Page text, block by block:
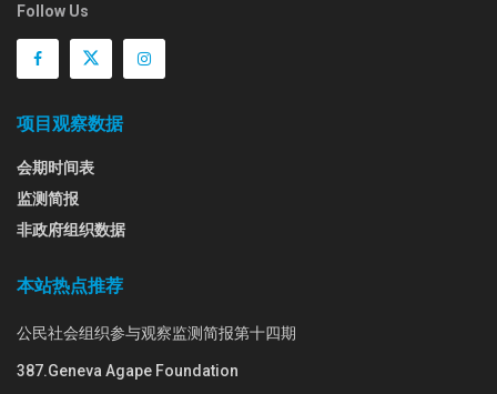
Follow Us
项目观察数据
会期时间表
监测简报
非政府组织数据
本站热点推荐
公民社会组织参与观察监测简报第十四期
387.Geneva Agape Foundation